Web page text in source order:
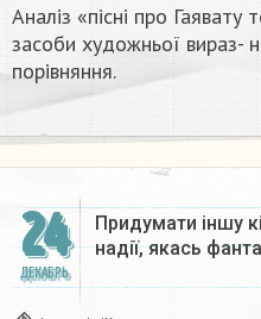
Аналіз «пісні про
засоби художньої вираз-
порівняння.​
24
ДЕКАБРЬ
Придумати іншу
надії, якась